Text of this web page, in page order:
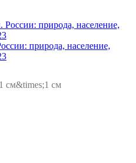
природа, население,
см&times;1 см